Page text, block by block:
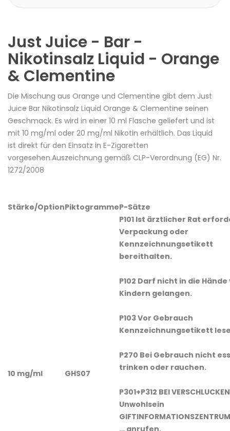
Just Juice - Bar -
Nikotinsalz Liquid - Orange
& Clementine
Die Mischung aus Orange und Clementine gibt dem Just
Juice Bar Nikotinsalz Liquid Orange & Clementine seinen
Geschmack. Es wird in einer 10 ml Flasche geliefert und ist
mit 10 mg/ml oder 20 mg/ml Nikotin erhältlich. Das Liquid
ist direkt für den Einsatz in E-Zigaretten
vorgesehen.Auszeichnung gemäß CLP-Verordnung (EG) Nr.
1272/2008
Stärke/OptionPiktogrammeP-Sätze
10 mg/ml GHS07
P101 Ist ärztlicher Rat
Verpackung oder
Kennzeichnungsetikett
bereithalten.
P102 Darf nicht in die Hände
Kindern gelangen.
P103 Vor Gebrauch
Kennzeichnungsetikett
P270 Bei Gebrauch nicht
trinken oder rauchen.
P301+P312 BEI
Unwohlsein
… anrufen.